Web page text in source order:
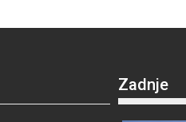
Zadnje